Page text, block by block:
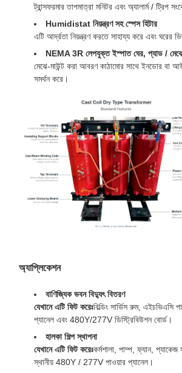
ট্রান্সফরমার তাপমাত্রা মনিটর এবং অ্যালার্ম / ট্রিপ
Humidistat নিয়ন্ত্রণ সহ স্পেস হিটার
এটি আর্দ্রতা নিয়ন্ত্রণ করতে সাহায্য করে এবং ঘরের
NEMA 3R লেপযুক্ত ইস্পাত ঘের, প্যাড / মেঝে
মেঝে-মাউন্ট করা আবরণ কাঠামোর সাথে ইনডোর বা
সমর্থন করে।
অ্যাপ্লিকেশন
বাণিজ্যিক ভবন বিদ্যুৎ বিতরণ
যেখানে এটি ফিট করেঃবিল্ডিং সার্ভিস রুম, এইচভিএসি
প্যানেল এবং 480Y/277V ডিস্ট্রিবিউশন বোর্ড।
হালকা শিল্প স্থাপনা
যেখানে এটি ফিট করেঃকর্মশালা, পাম্প, ফ্যান,
স্থানীয় 480Y / 277V পাওয়ার প্যানেল।